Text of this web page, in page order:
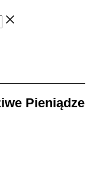
Pieniądze